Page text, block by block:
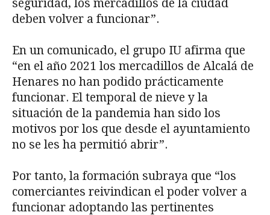
seguridad, los mercadillos de la ciudad
deben volver a funcionar”.
En un comunicado, el grupo IU afirma que
“en el año 2021 los mercadillos de Alcalá de
Henares no han podido prácticamente
funcionar. El temporal de nieve y la
situación de la pandemia han sido los
motivos por los que desde el ayuntamiento
no se les ha permitió abrir”.
Por tanto, la formación subraya que “los
comerciantes reivindican el poder volver a
funcionar adoptando las pertinentes